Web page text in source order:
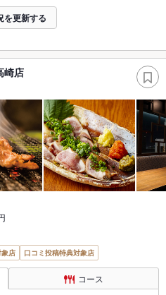
を更新する
崎店
象店 口コミ投稿特典対象店
コース